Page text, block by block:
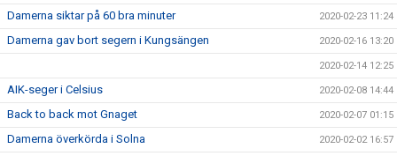
Damerna siktar på 60 bra minuter 2020-02-23 11:24
Damerna gav bort segern i Kungsängen 2020-02-16 13:20
2020-02-14 12:25
AIK-seger i Celsius 2020-02-08 14:44
Back to back mot Gnaget 2020-02-07 01:15
Damerna överkörda i Solna 2020-02-02 16:57